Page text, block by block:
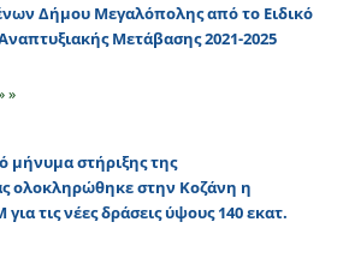
Δήμου Μεγαλόπολης από το Ειδικό
Μετάβασης 2021-2025
»
μήνυμα στήριξης της
ολοκληρώθηκε στην Κοζάνη η
τις νέες δράσεις ύψους 140 εκατ.